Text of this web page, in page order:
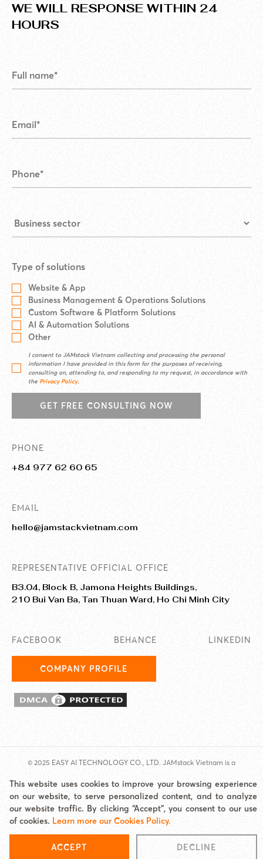
WE WILL RESPONSE WITHIN 24
HOURS
Type of solutions
Website & App
Business Management & Operations Solutions
Custom Software & Platform Solutions
AI & Automation Solutions
Other
I consent to JAMstack Vietnam collecting and processing the personal
information I have provided in this form for the purposes of receiving,
consulting on, attending to, and responding to my request, in accordance with
the Privacy Policy.
GET FREE CONSULTING NOW
PHONE
+84 977 62 60 65
EMAIL
hello@jamstackvietnam.com
REPRESENTATIVE OFFICIAL OFFICE
B3.04, Block B, Jamona Heights Buildings,
210 Bui Van Ba, Tan Thuan Ward, Ho Chi Minh City
FACEBOOK BEHANCE LINKEDIN
COMPANY PROFILE
© 2025 EASY AI TECHNOLOGY CO., LTD. JAMstack Vietnam is a
Address: Jamona Heights, 210 Bui Van Ba, Tan Thuan Ward, HCMC Email:
hello@jamstackvietnam.com Hotline: 0977 62 60 65
Cookies Policy
| Site map
This website uses cookies to improve your browsing experience
on our website, to serve personalized content, and to analyze
our website traffic. By clicking “Accept”, you consent to our use
of cookies. Learn more our Cookies Policy.
ACCEPT DECLINE